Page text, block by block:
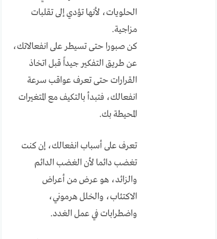
الحلويات، لأنها تؤدي إلى تقلبات
مزاجية.
كن صبورا حتى تسيطر على انفعالاتك،
عن طريق التفكير جيداً قبل اتخاذ
القرارات حتى تعرف عواقب سرعة
انفعالك، فتبدأ بالتكيف مع المتغيرات
المحيطة بك.
تعرف على أسباب انفعالك، إن كنت
تغضب دائما لأن الغضب الدائم
والزائد، هو عرض من أعراض
الاكتئاب، والخلل هرموني،
واضطرابات في عمل الغدد.